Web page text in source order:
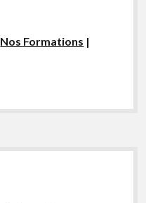
Nos Formations |